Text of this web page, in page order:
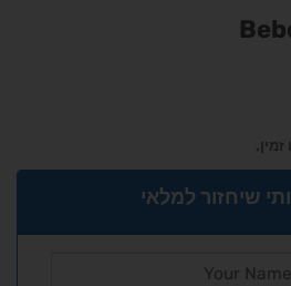
שיחזור למלאי